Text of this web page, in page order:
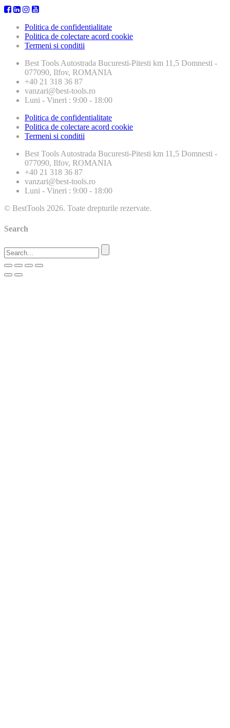
Politica de confidentialitate
Politica de colectare acord cookie
Termeni si conditii
Best ToolsAutostrada Bucuresti-Pitesti km 11,5 Domnesti -
077090, Ilfov, ROMANIA
+40 21 318 36 87
vanzari@best-tools.ro
Luni - Vineri : 9:00 - 18:00
Politica de confidentialitate
Politica de colectare acord cookie
Termeni si conditii
Best ToolsAutostrada Bucuresti-Pitesti km 11,5 Domnesti -
077090, Ilfov, ROMANIA
+40 21 318 36 87
vanzari@best-tools.ro
Luni - Vineri : 9:00 - 18:00
© BestTools 2026. Toate drepturile rezervate.
Search